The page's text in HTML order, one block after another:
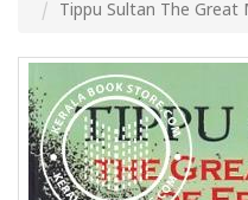
Tippu Sultan The